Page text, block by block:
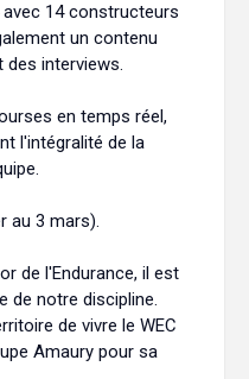
14 constructeurs
un contenu
des interviews.
en temps réel,
l'intégralité de la
au 3 mars).
de l'Endurance, il est
de notre discipline.
de vivre le WEC
Amaury pour sa